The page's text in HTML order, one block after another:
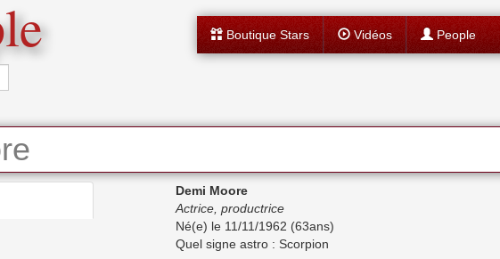
Boutique Stars Vidéos People
Demi Moore
Actrice, productrice
Né(e) le 11/11/1962 (63ans)
Quel signe astro : Scorpion